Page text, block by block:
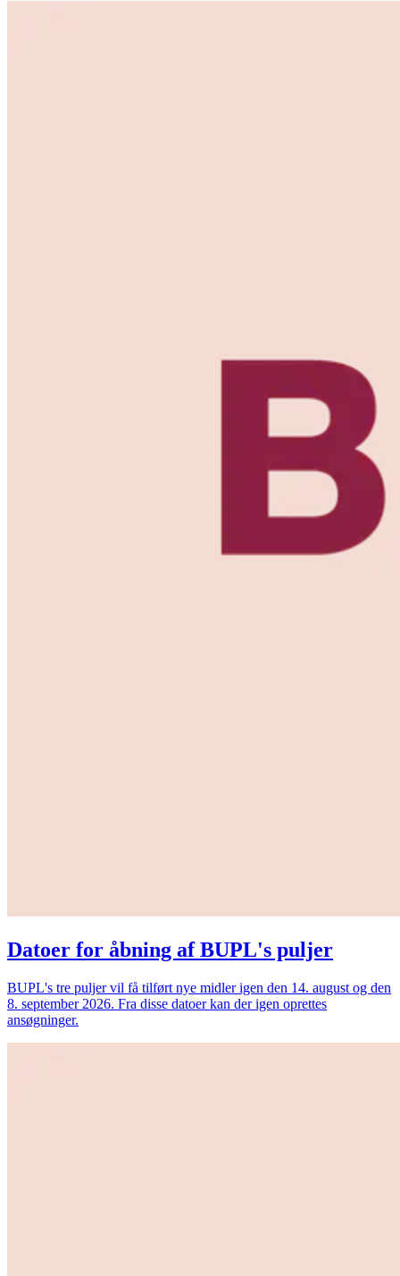
Datoer for åbning af BUPL's puljer
BUPL's tre puljer vil få tilført nye midler igen den 14. august og den
8. september 2026. Fra disse datoer kan der igen oprettes
ansøgninger.